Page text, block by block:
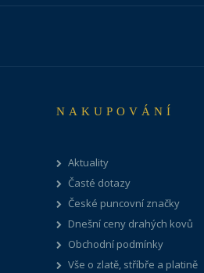
NAKUPOVÁNÍ
Aktuality
Časté dotazy
České puncovní značky
Dnešní ceny drahých kovů
Obchodní podmínky
Vše o zlatě, stříbře a platině